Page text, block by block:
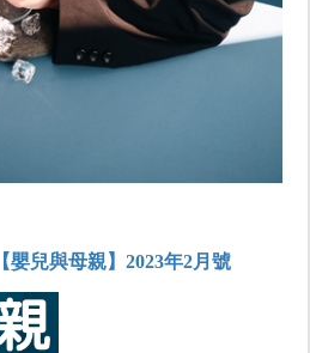
【嬰兒與母親】2023年2月號